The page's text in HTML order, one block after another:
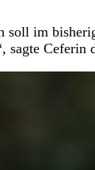
im
sagte Ceferin